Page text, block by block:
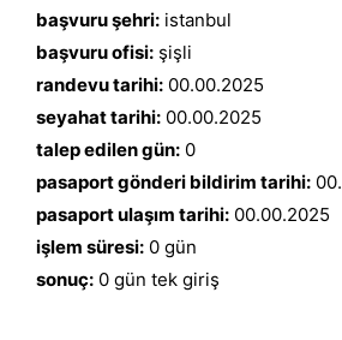
başvuru şehri: istanbul
başvuru ofisi: şişli
randevu tarihi: 00.00.2025
seyahat tarihi: 00.00.2025
talep edilen gün: 0
pasaport gönderi bildirim tarihi:
pasaport ulaşım tarihi: 00.00.2025
işlem süresi: 0 gün
sonuç: 0 gün tek giriş